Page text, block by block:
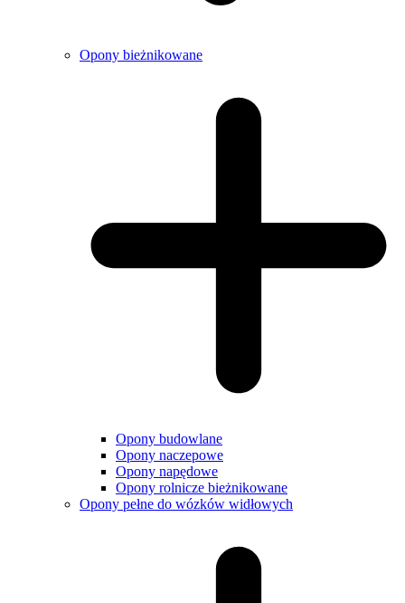
Opony bieżnikowane
Opony budowlane
Opony naczepowe
Opony napędowe
Opony rolnicze bieżnikowane
Opony pełne do wózków widłowych